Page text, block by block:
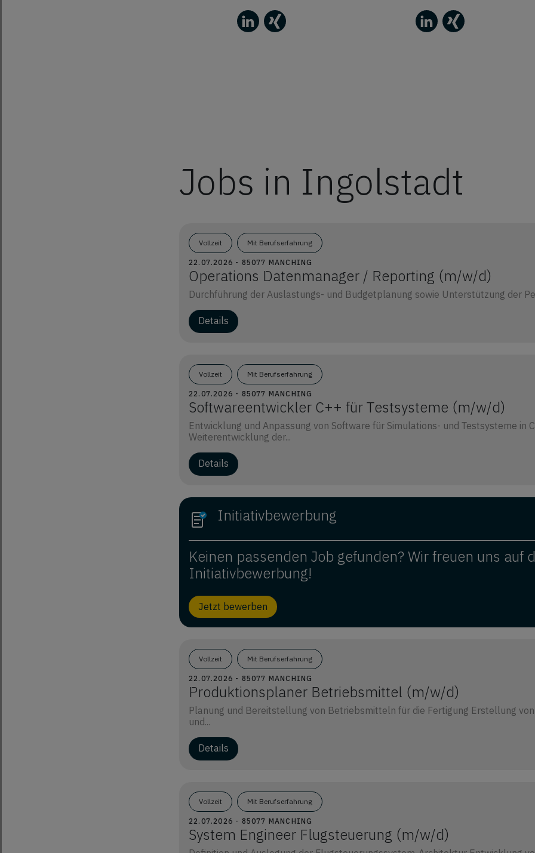
Jobs in Ingolstadt
Vollzeit Mit Berufserfahrung
22.07.2026 - 85077 MANCHING
Operations Datenmanager / Reporting (m/w/d)
Durchführung der Auslastungs- und Budgetplanung sowie Unterstützung der
Details
Vollzeit Mit Berufserfahrung
22.07.2026 - 85077 MANCHING
Softwareentwickler C++ für Testsysteme (m/w/d)
Entwicklung und Anpassung von Software für Simulations- und Testsysteme in
Weiterentwicklung der...
Details
Initiativbewerbung
Keinen passenden Job gefunden? Wir freuen uns auf
Initiativbewerbung!
Jetzt bewerben
Vollzeit Mit Berufserfahrung
22.07.2026 - 85077 MANCHING
Produktionsplaner Betriebsmittel (m/w/d)
Planung und Bereitstellung von Betriebsmitteln für die Fertigung Erstellung
und...
Details
Vollzeit Mit Berufserfahrung
22.07.2026 - 85077 MANCHING
System Engineer Flugsteuerung (m/w/d)